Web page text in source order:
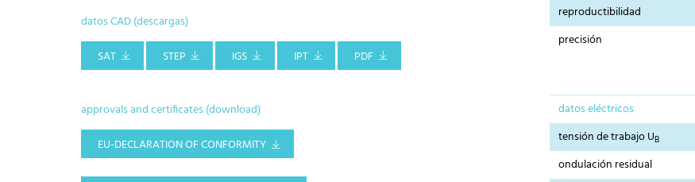
datos CAD (descargas)
SAT
STEP IGS IPT PDF
approvals and certificates (download)
EU-DECLARATION OF CONFORMITY
reproductibilidad
precisión
datos eléctricos
tensión de trabajo UB
ondulación residual